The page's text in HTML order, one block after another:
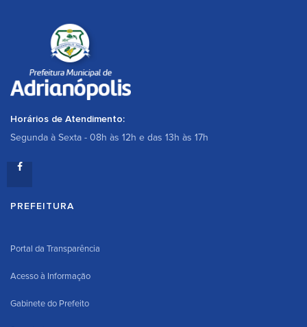
Horários de Atendimento:
Segunda à Sexta - 08h às 12h e das 13h às 17h
PREFEITURA
Portal da Transparência
Acesso à Informação
Gabinete do Prefeito